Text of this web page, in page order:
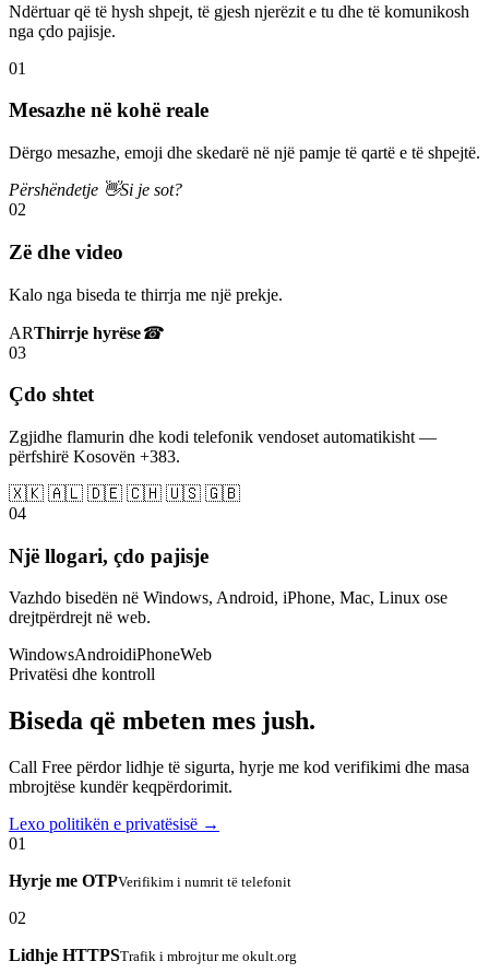
Ndërtuar që të hysh shpejt, të gjesh njerëzit e tu dhe të komunikosh
nga çdo pajisje.
01
Mesazhe në kohë reale
Dërgo mesazhe, emoji dhe skedarë në një pamje të qartë e të shpejtë.
Përshëndetje 👋Si je sot?
02
Zë dhe video
Kalo nga biseda te thirrja me një prekje.
ARThirrje hyrëse☎
03
Çdo shtet
Zgjidhe flamurin dhe kodi telefonik vendoset automatikisht —
përfshirë Kosovën +383.
🇽🇰 🇦🇱 🇩🇪 🇨🇭 🇺🇸 🇬🇧
04
Një llogari, çdo pajisje
Vazhdo bisedën në Windows, Android, iPhone, Mac, Linux ose
drejtpërdrejt në web.
WindowsAndroidiPhoneWeb
Privatësi dhe kontroll
Biseda që mbeten mes jush.
Call Free përdor lidhje të sigurta, hyrje me kod verifikimi dhe masa
mbrojtëse kundër keqpërdorimit.
Lexo politikën e privatësisë →
01
Hyrje me OTPVerifikim i numrit të telefonit
02
Lidhje HTTPSTrafik i mbrojtur me okult.org